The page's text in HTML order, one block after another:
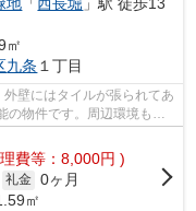
㎡
九条 １丁目
壁にはタイルが張られてあ
物件です。周辺環境も良
費等：8,000円 )
礼金 0ヶ月
㎡